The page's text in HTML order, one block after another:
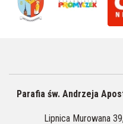
Parafia św. Andrzeja
Lipnica Murowana